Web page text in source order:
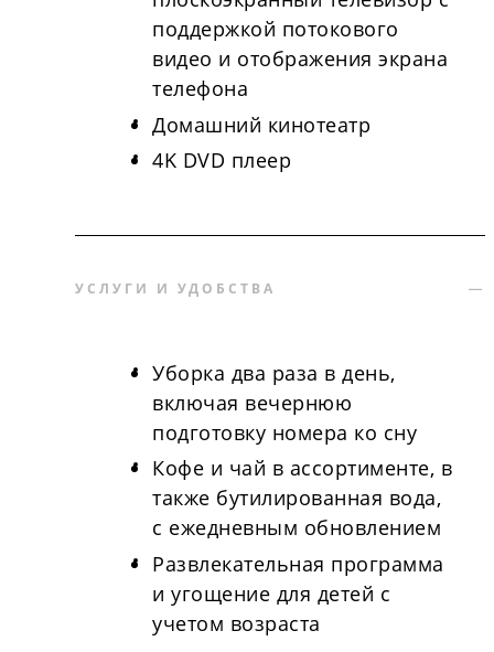
поддержкой потокового
видео и отображения экрана
телефона
Домашний кинотеатр
4K DVD плеер
УСЛУГИ И УДОБСТВА
Уборка два раза в день,
включая вечернюю
подготовку номера ко сну
Кофе и чай в ассортименте, в
также бутилированная вода,
с ежедневным обновлением
Развлекательная программа
и угощение для детей с
учетом возраста